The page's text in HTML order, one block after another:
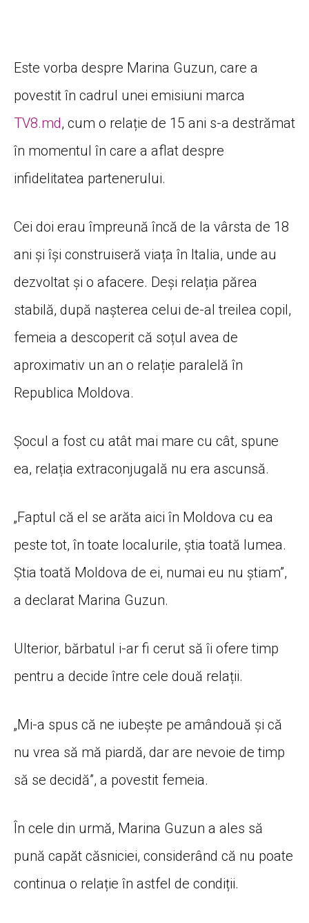
Este vorba despre Marina Guzun, care a
povestit în cadrul unei emisiuni marca
TV8.md, cum o relație de 15 ani s-a destrămat
în momentul în care a aflat despre
infidelitatea partenerului.
Cei doi erau împreună încă de la vârsta de 18
ani și își construiseră viața în Italia, unde au
dezvoltat și o afacere. Deși relația părea
stabilă, după nașterea celui de-al treilea copil,
femeia a descoperit că soțul avea de
aproximativ un an o relație paralelă în
Republica Moldova.
Șocul a fost cu atât mai mare cu cât, spune
ea, relația extraconjugală nu era ascunsă.
„Faptul că el se arăta aici în Moldova cu ea
peste tot, în toate localurile, știa toată lumea.
Știa toată Moldova de ei, numai eu nu știam”,
a declarat Marina Guzun.
Ulterior, bărbatul i-ar fi cerut să îi ofere timp
pentru a decide între cele două relații.
„Mi-a spus că ne iubește pe amândouă și că
nu vrea să mă piardă, dar are nevoie de timp
să se decidă”, a povestit femeia.
În cele din urmă, Marina Guzun a ales să
pună capăt căsniciei, considerând că nu poate
continua o relație în astfel de condiții.